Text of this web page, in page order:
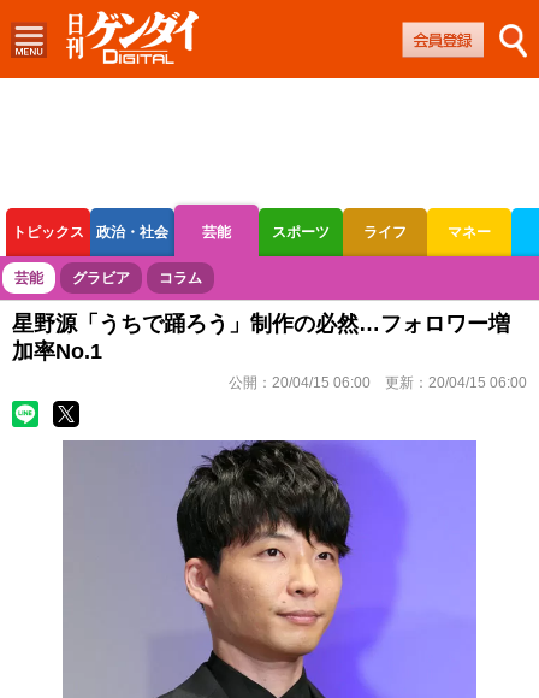
トピックス 政治・社会 芸能 スポーツ ライフ マネー
ボートレース 競輪 オートレース
芸能 グラビア コラム
星野源「うちで踊ろう」制作の必然…フォロワー増
加率No.1
公開： 20/04/15 06:00 更新： 20/04/15 06:00